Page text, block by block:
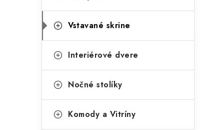
Vstavané skrine
Interiérové dvere
Nočné stolíky
Komody a Vitríny